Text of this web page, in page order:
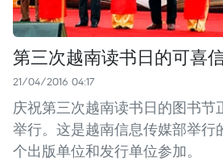
第三次越南读书日的可喜
21/04/2016 04:17
庆祝第三次越南读书日的图书节
举行。这是越南信息传媒部举行
个出版单位和发行单位参加。